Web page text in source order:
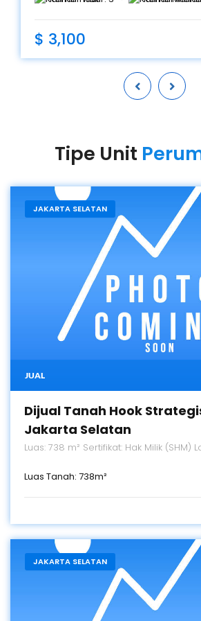
$ 3,100
Tipe Unit
JAKARTA SELATAN
JUAL
Dijual Tanah Hook
Jakarta Selatan
Luas: 738 m² Sertifikat: Hak Milik (SHM)
Luas Tanah: 738m²
JAKARTA SELATAN